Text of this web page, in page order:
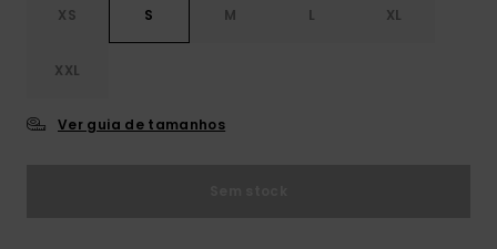
XS S M L XL
XXL
Ver guia de tamanhos